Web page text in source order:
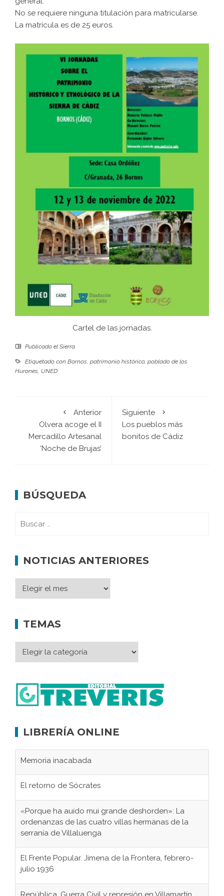
No se requiere ninguna titulación para matricularse.
La matrícula es de 25 euros.
Cartel de las jornadas.
Publicado el Sierra
Etiquetado con Bornos, patrimonio histórico, poblado de los
Hurones, UNED
Anterior
Olvera acoge el II
Mercadillo Artesanal
‘Noche de Brujas’
Siguiente
Los pueblos más
bonitos de Cádiz
BÚSQUEDA
NOTICIAS ANTERIORES
TEMAS
LIBRERÍA ONLINE
Memoria inacabada
El retorno de Sócrates
«Porque ha auido mui grande deshorden»: La
ordenanzas de las cuatro villas hermanas de la
serranía de Villaluenga
El Frente Popular. Jimena de la Frontera, febrero-
julio 1936
República, Guerra Civil y represión en Villamartín,